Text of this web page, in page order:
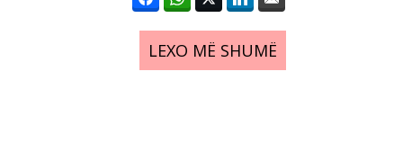
LEXO MË SHUMË